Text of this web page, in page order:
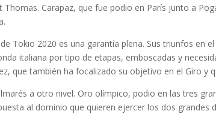
Carapaz, que fue podio en París junto a
Tokio 2020 es una garantía plena. Sus triunfos en
italiana por tipo de etapas, emboscadas y
que también ha focalizado su objetivo en el Giro y
a otro nivel. Oro olímpico, podio en las tres
al dominio que quieren ejercer los dos grandes